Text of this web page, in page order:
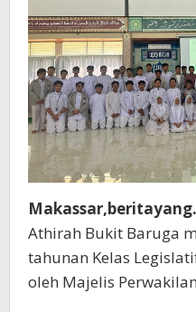
Athirah Bukit Baruga
tahunan Kelas
oleh Majelis